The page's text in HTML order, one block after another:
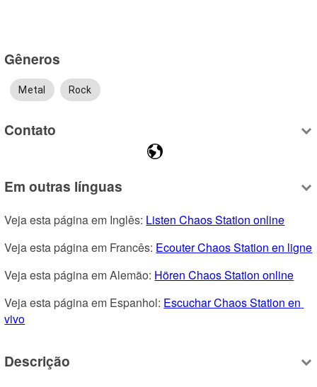
Gêneros
Metal Rock
Contato
Em outras línguas
Veja esta página em Inglês: Listen Chaos Station online
Veja esta página em Francês: Ecouter Chaos Station en ligne
Veja esta página em Alemão: Hören Chaos Station online
Veja esta página em Espanhol: Escuchar Chaos Station en
vivo
Descrição